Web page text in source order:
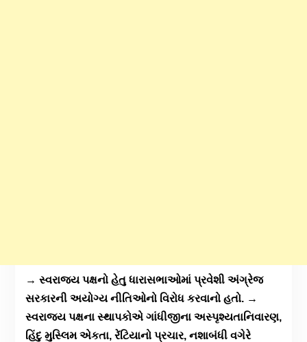
→ સ્વરાજ્ય પક્ષનો હેતુ ધારાસભાઓમાં પ્રવેશી અંગ્રેજ
સરકારની અયોગ્ય નીતિઓનો વિરોધ કરવાનો હતો. →
સ્વરાજ્ય પક્ષના સ્થાપકોએ ગાંધીજીના અસ્પૃશ્યતાનિવારણ,
હિંદુ મુસ્લિમ એકતા, રેંટિયાનો પ્રચાર, નશાબંધી વગેરે